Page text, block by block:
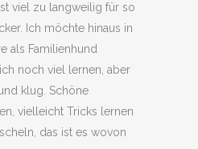
viel zu langweilig für so
Ich möchte hinaus in
als Familienhund
noch viel lernen, aber
klug. Schöne
vielleicht Tricks lernen
das ist es wovon